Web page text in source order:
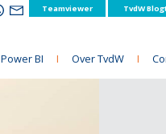
Teamviewer TvdW
Power BI I Over TvdW I